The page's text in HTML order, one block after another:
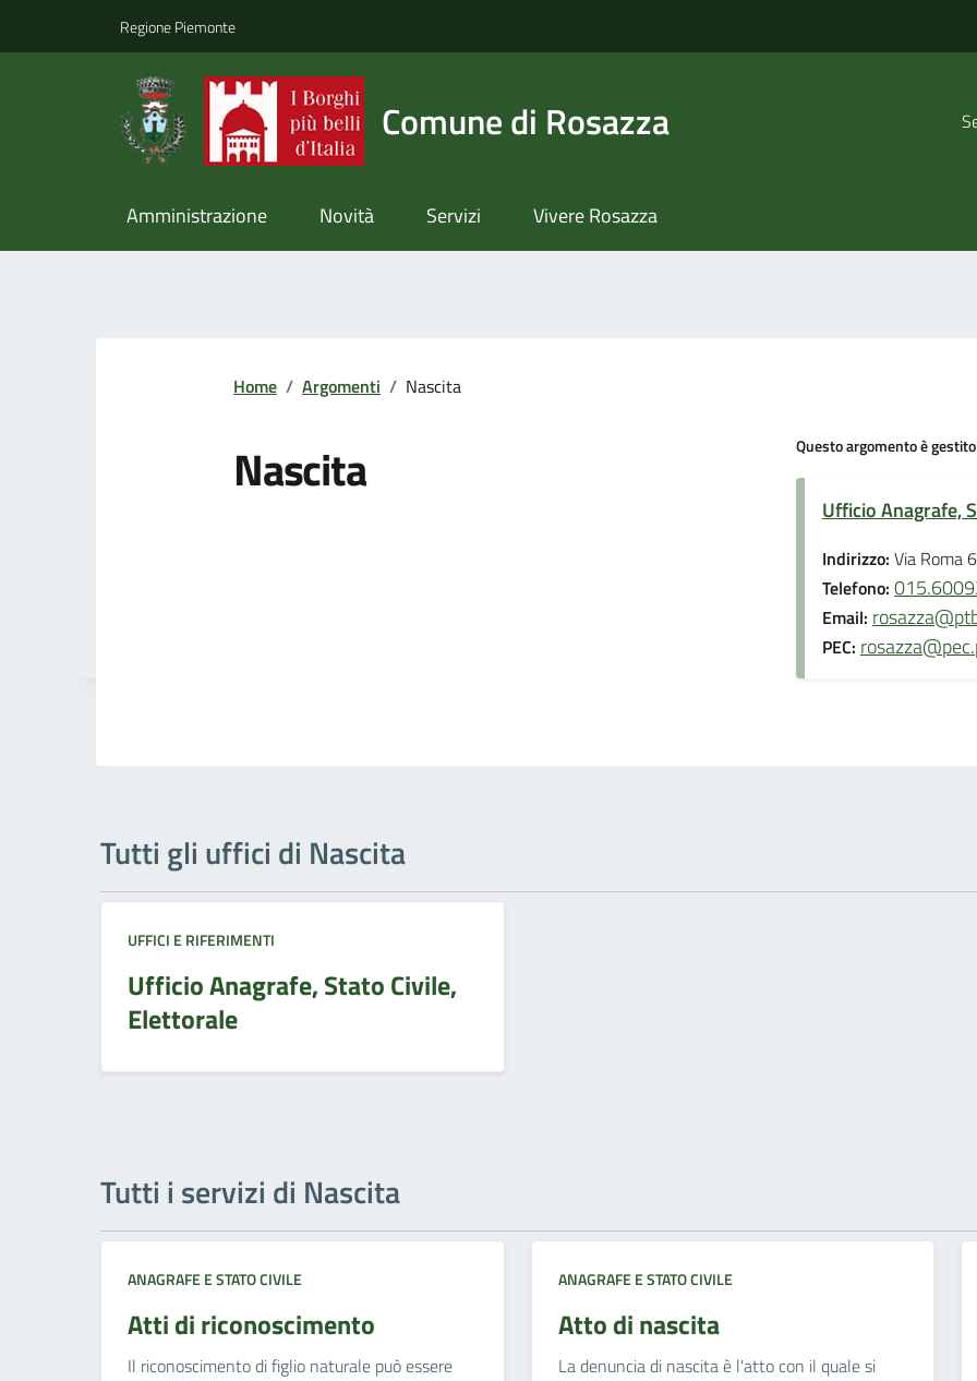
Regione Piemonte
Comune di Rosazza
Amministrazione Novità Servizi Vivere Rosazza
Home / Argomenti / Nascita
Nascita Questo argomento è
Ufficio Anagrafe,
Indirizzo: Via Roma 6
Telefono:
Email:
PEC:
Tutti gli uffici di Nascita
UFFICI E RIFERIMENTI
Ufficio Anagrafe, Stato Civile,
Elettorale
Tutti i servizi di Nascita
ANAGRAFE E STATO CIVILE
Atti di riconoscimento
Il riconoscimento di figlio naturale può essere
ANAGRAFE E STATO CIVILE
Atto di nascita
La denuncia di nascita è l'atto con il quale si